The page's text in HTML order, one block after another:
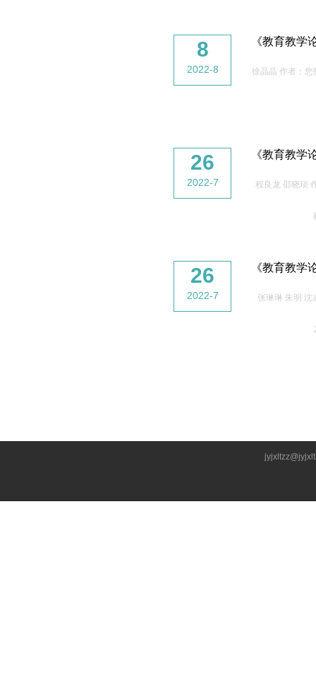
8
2022-8
《教育教学
徐晶晶 作者：
26
2022-7
《教育教学
程良龙 邵晓琰
26
2022-7
《教育教
张琳琳 朱明